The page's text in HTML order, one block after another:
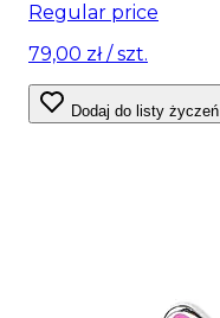
Regular price
79,00 zł/ szt.
Dodaj do listy życzeń